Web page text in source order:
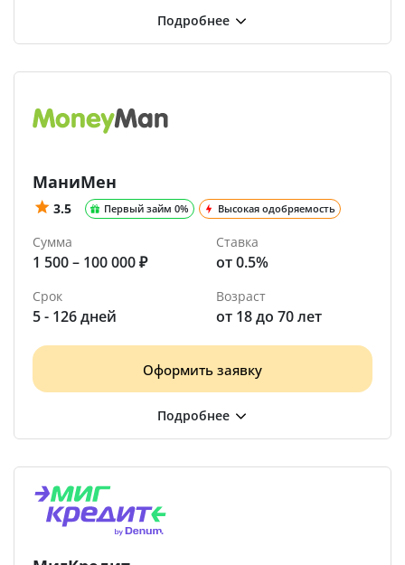
МаниМен
3.5 Первый займ 0% Высокая одобряемость
Сумма
1 500 – 100 000 ₽
Ставка
от 0.5%
Срок
5 - 126 дней
Возраст
от 18 до 70 лет
Оформить заявку